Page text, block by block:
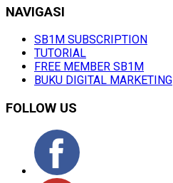
NAVIGASI
SB1M SUBSCRIPTION
TUTORIAL
FREE MEMBER SB1M
BUKU DIGITAL MARKETING
FOLLOW US